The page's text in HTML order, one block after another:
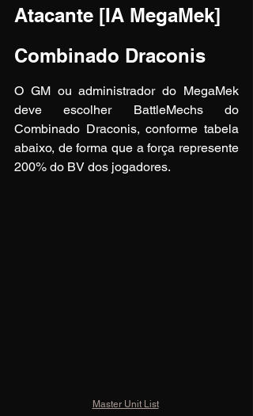
Atacante [IA MegaMek]
Combinado Draconis
O GM ou administrador do MegaMek
deve escolher BattleMechs do
Combinado Draconis, conforme tabela
abaixo, de forma que a força represente
200% do BV dos jogadores.
Master Unit List